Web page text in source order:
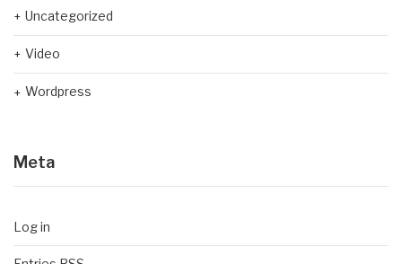
Uncategorized
Video
Wordpress
Meta
Log in